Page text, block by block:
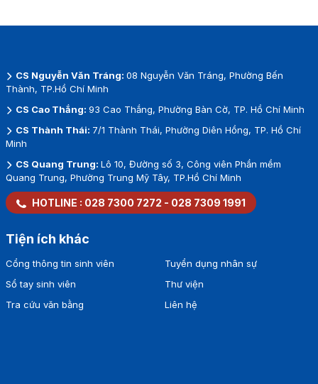
CS Nguyễn Văn Tráng: 08 Nguyễn Văn Tráng, Phường Bến
Thành, TP.Hồ Chí Minh
CS Cao Thắng: 93 Cao Thắng, Phường Bàn Cờ, TP. Hồ Chí Minh
CS Thành Thái: 7/1 Thành Thái, Phường Diên Hồng, TP. Hồ Chí
Minh
CS Quang Trung: Lô 10, Đường số 3, Công viên Phần mềm
Quang Trung, Phường Trung Mỹ Tây, TP.Hồ Chí Minh
HOTLINE : 028 7300 7272 - 028 7309 1991
Tiện ích khác
Cổng thông tin sinh viên
Sổ tay sinh viên
Tra cứu văn bằng
Tuyển dụng nhân sự
Thư viện
Liên hệ